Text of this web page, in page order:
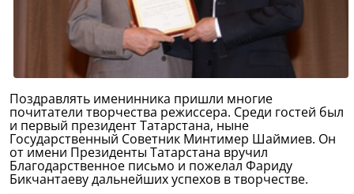
Поздравлять именинника пришли многие
почитатели творчества режиссера. Среди гостей был
и первый президент Татарстана, ныне
Государственный Советник Минтимер Шаймиев. Он
от имени Президенты Татарстана вручил
Благодарственное письмо и пожелал Фариду
Бикчантаеву дальнейших успехов в творчестве.